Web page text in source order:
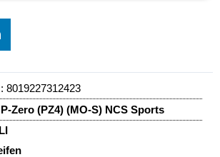
8019227312423
P-Zero (PZ4) (MO-S) NCS Sports